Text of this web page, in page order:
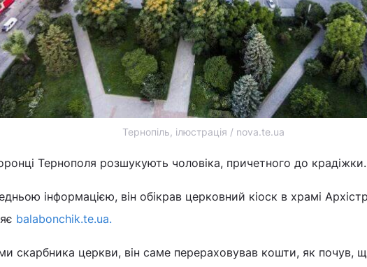
Тернопіль, ілюстрація / nova.te.ua
Тернополя розшукують чоловіка, причетного до крадіжки.
інформацією, він обікрав церковний кіоск в храмі
balabonchik.te.ua.
скарбника церкви, він саме перераховував кошти, як почув,